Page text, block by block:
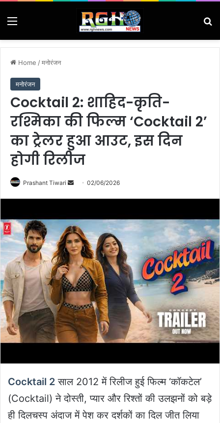
Menu
Home /मनोरंजन
मनोरंजन
Cocktail 2: शाहिद-कृति-
रश्मिका की फिल्म ‘Cocktail 2’
का ट्रेलर हुआ आउट, इस दिन
होगी रिलीज
Prashant Tiwari
Send02/06/2026
Cocktail 2 साल 2012 में रिलीज हुई फिल्म ‘कॉकटेल’
(Cocktail) ने दोस्ती, प्यार और रिश्तों की उलझनों को बड़े
ही दिलचस्प अंदाज में पेश कर दर्शकों का दिल जीत लिया